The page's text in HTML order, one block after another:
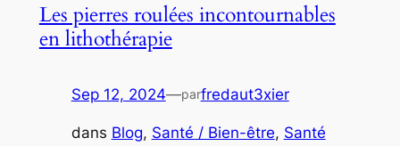
Les pierres roulées incontournables
en lithothérapie
Sep 12, 2024—parfredaut3xier
dans Blog, Santé / Bien-être, Santé